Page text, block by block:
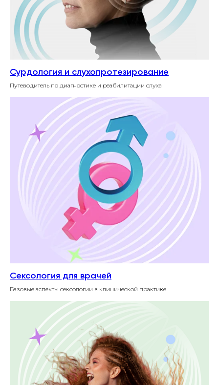
Сурдология и слухопротезирование
Путеводитель по диагностике и реабилитации слуха
Сексология для врачей
Базовые аспекты сексологии в клинической практике